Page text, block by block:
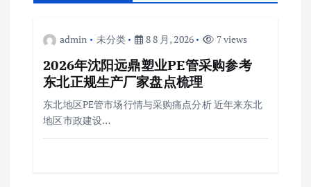
admin 未分类 8 8 月, 2026 7 views
2026年沈阳远鼎塑业PE管采购参考
东北正规生产厂家盘点梳理
东北地区PE管市场行情与采购痛点分析 近年来东北
地区市政建设…